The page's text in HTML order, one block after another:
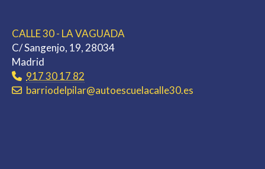
CALLE 30 - LA VAGUADA
C/ Sangenjo, 19, 28034
Madrid
917 30 17 82
barriodelpilar
autoescuelacalle30.es